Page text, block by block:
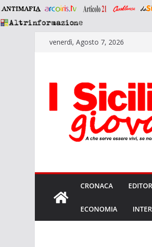
Saltavenerdì, Agosto 7, 2026
CRONACA
ECONOMIA